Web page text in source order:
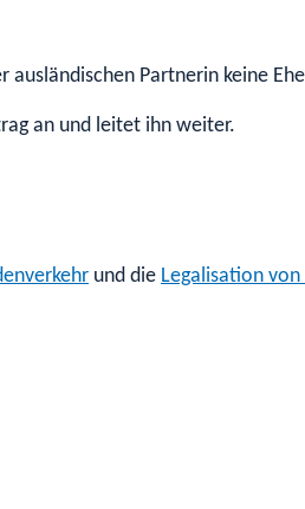
Partnerin keine
an und leitet ihn weiter.
und die Legalisation